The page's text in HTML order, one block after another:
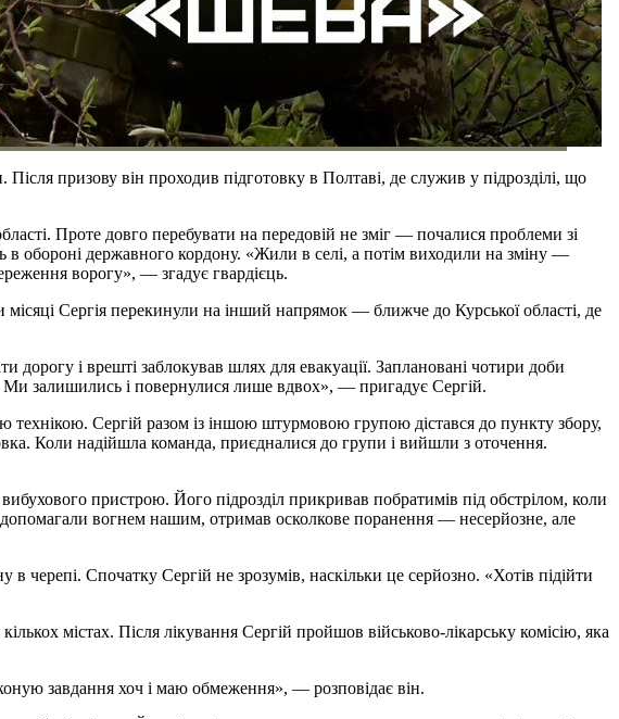
призову він проходив підготовку в Полтаві, де служив у підрозділі, що
Проте довго перебувати на передовій не зміг — почалися проблеми зі
в обороні державного кордону. «Жили в селі, а потім виходили на зміну —
ворогу», — згадує гвардієць.
Сергія перекинули на інший напрямок — ближче до Курської області, де
дорогу і врешті заблокував шлях для евакуації. Заплановані чотири доби
Ми залишились і повернулися лише вдвох», — пригадує Сергій.
технікою. Сергій разом із іншою штурмовою групою дістався до пункту збору,
Коли надійшла команда, приєдналися до групи і вийшли з оточення.
пристрою. Його підрозділ прикривав побратимів під обстрілом, коли
вогнем нашим, отримав осколкове поранення — несерйозне, але
черепі. Спочатку Сергій не зрозумів, наскільки це серйозно. «Хотів підійти
містах. Після лікування Сергій пройшов військово-лікарську комісію, яка
завдання хоч і маю обмеження», — розповідає він.